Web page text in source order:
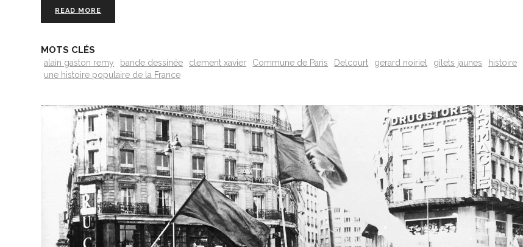
READ MORE
MOTS CLÉS
alain gaston remy bande dessinée clement xavier Commune de Paris Delcourt gerard noiriel gilets jaunes histoire
une histoire populaire de la France